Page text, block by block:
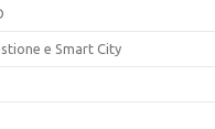
e Smart City